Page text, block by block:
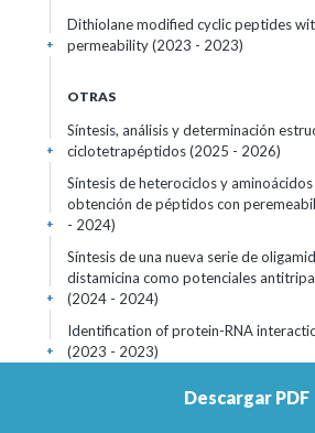
Dithiolane modified cyclic peptides
permeability(2023 - 2023)
+
OTRAS
Síntesis, análisis y determinación
ciclotetrapéptidos(2025 - 2026)
+
Síntesis de heterociclos y
obtención de péptidos con
- 2024)
+
Síntesis de una nueva serie de
distamicina como potenciales
(2024 - 2024)
+
Identification of protein-RNA
(2023 - 2023)
+
PTBP1 RNA-binding(2020 - 2023)
Descargar PDF